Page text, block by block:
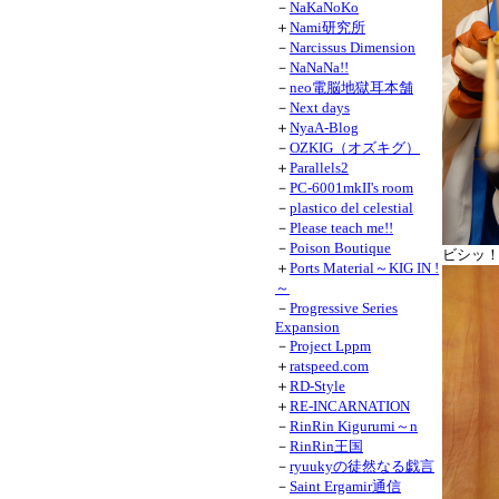
－ NaKaNoKo
＋ Nami研究所
－ Narcissus Dimension
－ NaNaNa!!
－ neo電脳地獄耳本舗
－ Next days
＋ NyaA-Blog
－ OZKIG（オズキグ）
＋ Parallels2
－ PC-6001mkII's room
－ plastico del celestial
－ Please teach me!!
－ Poison Boutique
＋ Ports Material～KIG IN !
～
－ Progressive Series
Expansion
－ Project Lppm
＋ ratspeed.com
＋ RD-Style
＋ RE-INCARNATION
－ RinRin Kigurumi～n
－ RinRin王国
－ ryuukyの徒然なる戯言
－ Saint Ergamir通信
ビシッ！